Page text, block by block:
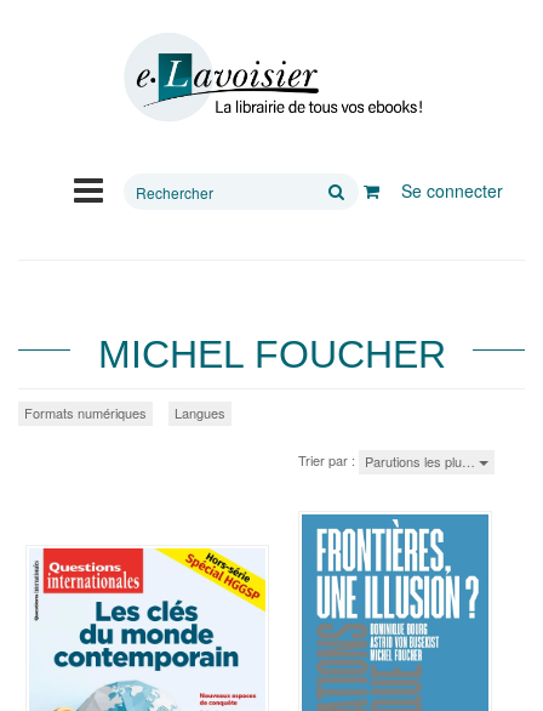
Rechercher
Se connecter
MICHEL FOUCHER
Formats numériques Langues
Trier par : Parutions les plu…